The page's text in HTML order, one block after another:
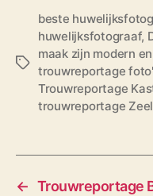
T
beste
huwelijksfotograaf,
maak zijn modern
trouwreportage
Trouwreportage
trouwreportage
← Trouwreportage